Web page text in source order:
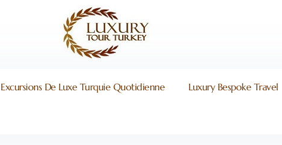
Excursions De Luxe Turquie Quotidienne Luxury Bespoke Travel